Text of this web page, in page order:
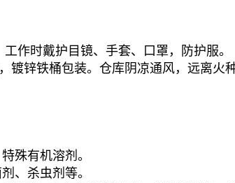
作时戴护目镜、手套、口罩，防护服。
镀锌铁桶包装。仓库阴凉通风，远离火
殊有机溶剂。
、杀虫剂等。